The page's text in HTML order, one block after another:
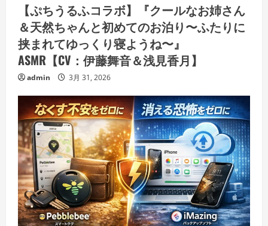
【ぷちうるふコラボ】『クールなお姉さん
＆天然ちゃんと初めてのお泊り〜ふたりに
挟まれてゆっくり寝ようね〜』
ASMR【CV：伊藤舞音＆浅見香月】
admin 3月 31, 2026